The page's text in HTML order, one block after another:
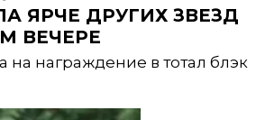
ЯРЧЕ ДРУГИХ ЗВЕЗД
ВЕЧЕРЕ
награждение в тотал блэк